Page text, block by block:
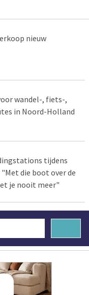
nieuw
wandel-, fiets-,
in Noord-Holland
tijdens
die boot over de
je nooit meer"